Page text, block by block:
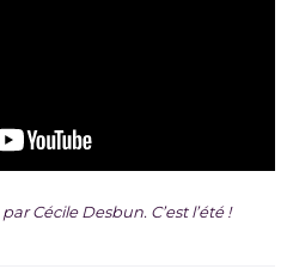
par Cécile Desbun. C’est l’été !